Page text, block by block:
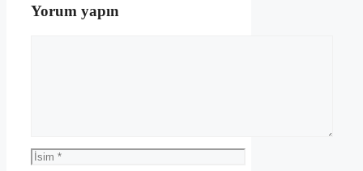
Yorum yapın
İsim